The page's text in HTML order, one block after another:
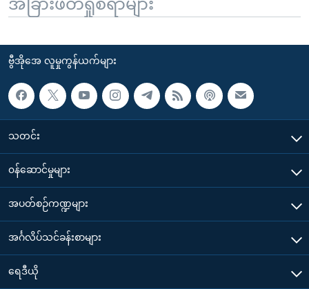
ဗွီအိုအေ လူမှုကွန်ယက်များ
သတင်း
၀န်ဆောင်မှုများ
အပတ်စဉ်ကဏ္ဍများ
အင်္ဂလိပ်သင်ခန်းစာများ
ရေဒီယို